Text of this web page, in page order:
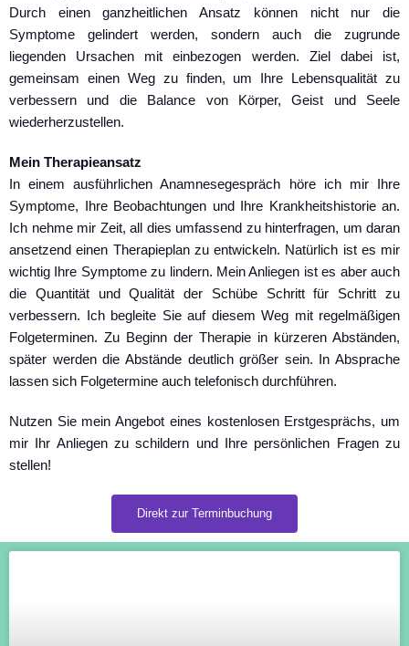
Durch einen ganzheitlichen Ansatz können nicht nur die
Symptome gelindert werden, sondern auch die zugrunde
liegenden Ursachen mit einbezogen werden. Ziel dabei ist,
gemeinsam einen Weg zu finden, um Ihre Lebensqualität zu
verbessern und die Balance von Körper, Geist und Seele
wiederherzustellen.
Mein Therapieansatz
In einem ausführlichen Anamnesegespräch höre ich mir Ihre
Symptome, Ihre Beobachtungen und Ihre Krankheitshistorie an.
Ich nehme mir Zeit, all dies umfassend zu hinterfragen, um daran
ansetzend einen Therapieplan zu entwickeln. Natürlich ist es mir
wichtig Ihre Symptome zu lindern. Mein Anliegen ist es aber auch
die Quantität und Qualität der Schübe Schritt für Schritt zu
verbessern. Ich begleite Sie auf diesem Weg mit regelmäßigen
Folgeterminen. Zu Beginn der Therapie in kürzeren Abständen,
später werden die Abstände deutlich größer sein. In Absprache
lassen sich Folgetermine auch telefonisch durchführen.
Nutzen Sie mein Angebot eines kostenlosen Erstgesprächs, um
mir Ihr Anliegen zu schildern und Ihre persönlichen Fragen zu
stellen!
Direkt zur Terminbuchung